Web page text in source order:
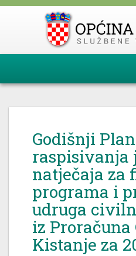
Godišnji Plan
raspisivanja
natječaja za
programa i
udruga
iz Proračuna
Kistanje za